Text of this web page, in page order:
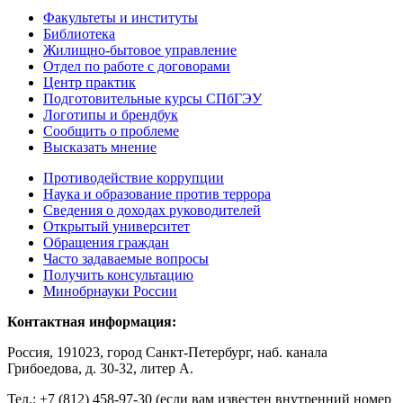
Факультеты и институты
Библиотека
Жилищно-бытовое управление
Отдел по работе с договорами
Центр практик
Подготовительные курсы СПбГЭУ
Логотипы и брендбук
Сообщить о проблеме
Высказать мнение
Противодействие коррупции
Наука и образование против террора
Сведения о доходах руководителей
Открытый университет
Обращения граждан
Часто задаваемые вопросы
Получить консультацию
Минобрнауки России
Контактная информация:
Россия, 191023, город Санкт-Петербург, наб. канала
Грибоедова, д. 30-32, литер А.
Тел.: +7 (812) 458-97-30 (если вам известен внутренний номер